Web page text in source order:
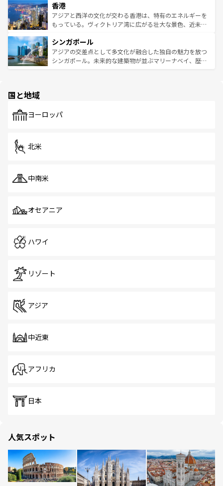
とつ。フォーやバインミー、ベトナムコーヒーなどは、ぜ
ひ現地で味わいたい。どの地域を訪れてもあたたかい人々
が旅行者を迎えてくれるので、きっと忘れられない旅にな
参照してほしい。
の活気が交差している。北部ではチェンマイなどの山岳地
帯で自然と触れ合い、南部ではプーケットやクラビの美し
いビーチでリゾート気分を楽しむことができる。タイ料理
激する。気候は一年中温暖で、どの季節にも異なる楽しみ
が待っている。親しみやすいタイの人々、仏教を中心とし
た文化、そして多様な観光資源が、訪れる旅人を魅了し続
香港
アジアと西洋の文化が交わる香港は、特有のエネルギーを
もっている。ヴィクトリア湾に広がる壮大な景色、近未来
み、どこを訪れても感動するはず。観光スポットが密集し
ており、効率よく見どころを回れるのも魅力。息をのむよ
うな絶景から文化的な体験まで、香港を存分に楽しみ尽く
シンガポール
アジアの交差点として多文化が融合した独自の魅力を放つ
シンガポール。未来的な建築物が並ぶマリーナベイ、歴史
で、ホーカーズは地元の風情を楽しめる外せないスポット
国と地域
ヨーロッパ
北米
中南米
オセアニア
ハワイ
リゾート
アジア
中近東
アフリカ
日本
人気スポット